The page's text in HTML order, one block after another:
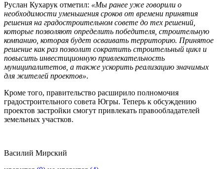
Руслан Кухарук отметил: «Мы ранее уже говорили о
необходимости уменьшения сроков от времени принятия
решения на градостроительном совете до тех решений,
которые позволяют определить победителя, строительную
компанию, которая будет осваивать территорию. Принятое
решение как раз позволит сократить строительный цикл и
повысить инвестиционную привлекательность
муниципалитетов, а также ускорить реализацию значимых
для жителей проектов».
Кроме того, правительство расширило полномочия
градостроительного совета Югры. Теперь к обсуждению
проектов застройки смогут привлекать правообладателей
земельных участков.
Василий Мирский